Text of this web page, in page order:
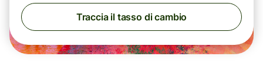
Traccia il tasso di cambio